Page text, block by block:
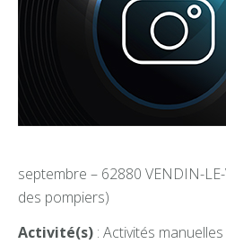
septembre – 62880 VENDIN-
des pompiers)
Activité(s) : Activités